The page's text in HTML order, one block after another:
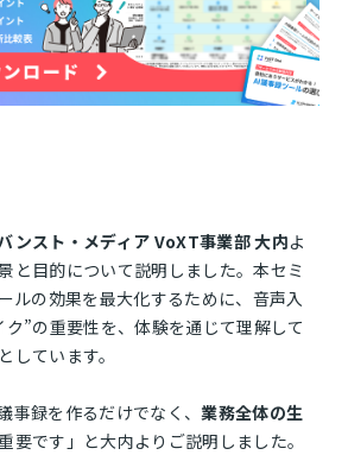
ンスト・メディア VoXT事業部 大内よ
と目的について説明しました。本セミ
ルの効果を最大化するために、音声入
”の重要性を、体験を通じて理解して
しています。
事録を作るだけでなく、業務全体の生
要です」と大内よりご説明しました。